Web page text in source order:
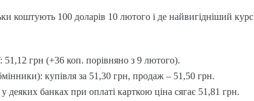
коштують 100 доларів 10 лютого і де найвигідніший
грн (+36 коп. порівняно з 9 лютого).
купівля за 51,30 грн, продаж – 51,50 грн.
деяких банках при оплаті карткою ціна сягає 51,81 грн.